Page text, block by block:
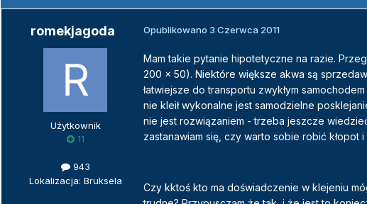
romekjagoda
Użytkownik
11
943
Lokalizacja: Bruksela
Opublikowano 3 Czerwca 2011
Mam takie pytanie hipotetyczne na razie.
200 x 50). Niektóre większe akwa są
łatwiejsze do transportu zwykłym
nie kleił wykonalne jest samodzielne
nie jest rozwiązaniem - trzeba jeszcze
zastanawiam się, czy warto sobie robić
Czy kktoś kto ma doświadczenie w klejeniu